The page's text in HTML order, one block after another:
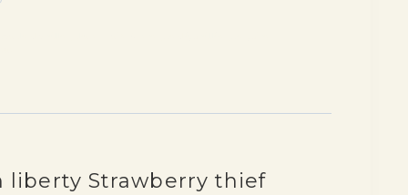
liberty Strawberry thief